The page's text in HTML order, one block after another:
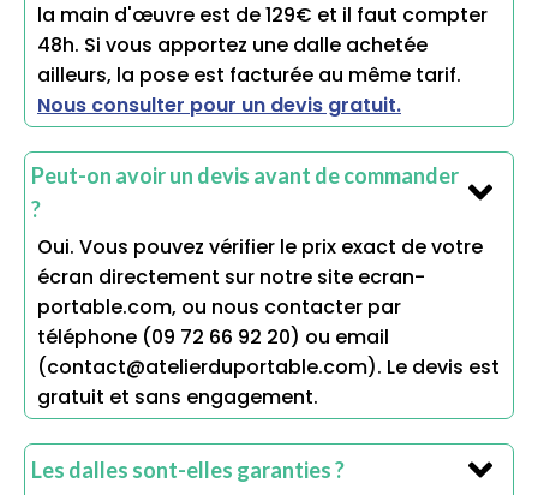
la main d'œuvre est de 129€ et il faut compter
48h. Si vous apportez une dalle achetée
ailleurs, la pose est facturée au même tarif.
Nous consulter pour un devis gratuit.
Peut-on avoir un devis avant de commander
?
Oui. Vous pouvez vérifier le prix exact de votre
écran directement sur notre site ecran-
portable.com, ou nous contacter par
téléphone (09 72 66 92 20) ou email
(contact@atelierduportable.com). Le devis est
gratuit et sans engagement.
Les dalles sont-elles garanties ?